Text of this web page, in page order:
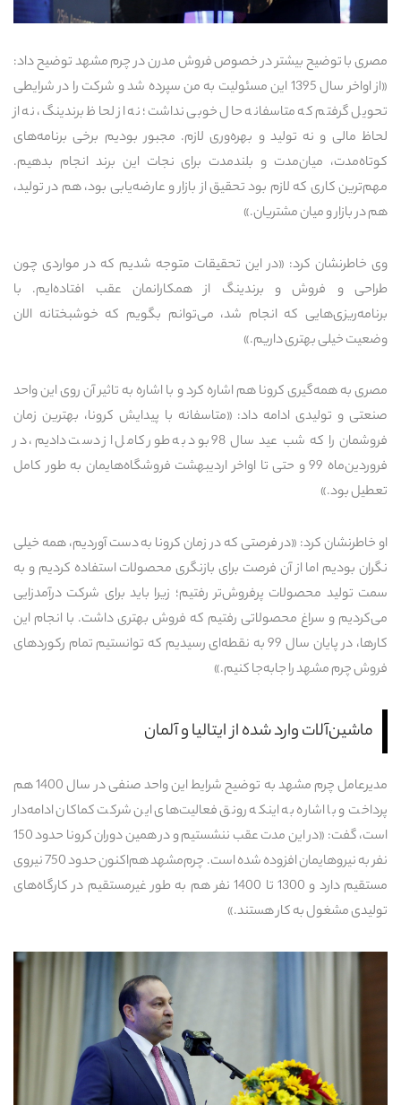
مصری با توضیح بیشتر در خصوص فروش مدرن در چرم مشهد توضیح داد:
«از اواخر سال 1395 این مسئولیت به من سپرده شد و شرکت را در شرایطی
تحویل گرفتم که متاسفانه حال خوبی نداشت؛ نه از لحاظ برندینگ، نه از
لحاظ مالی و نه تولید و بهره‌وری لازم. مجبور بودیم برخی برنامه‌های
کوتاه‌مدت، میان‌مدت و بلندمدت برای نجات این برند انجام بدهیم.
مهم‌ترین کاری که لازم بود تحقیق از بازار و عارضه‌یابی بود، هم در تولید،
هم در بازار و میان مشتریان.»
وی خاطرنشان کرد: «در این تحقیقات متوجه شدیم که در مواردی چون
طراحی و فروش و برندینگ از همکارانمان عقب افتاده‌ایم. با
برنامه‌ریزی‌هایی که انجام شد، می‌توانم بگویم که خوشبختانه الان
وضعیت خیلی بهتری داریم.»
مصری به همه‌گیری کرونا هم اشاره کرد و با اشاره به تاثیر آن روی این واحد
صنعتی و تولیدی ادامه داد: «متاسفانه با پیدایش کرونا، بهترین زمان
فروشمان را که شب عید سال 98 بود به طور کامل از دست دادیم، در
فروردین‌ماه 99 و حتی تا اواخر اردیبهشت فروشگاه‌هایمان به طور کامل
تعطیل بود.»
او خاطرنشان کرد: «در فرصتی که در زمان کرونا به دست آوردیم، همه خیلی
نگران بودیم اما از آن فرصت برای بازنگری محصولات استفاده کردیم و به
سمت تولید محصولات پرفروش‌تر رفتیم؛ زیرا باید برای شرکت درآمدزایی
می‌کردیم و سراغ محصولاتی رفتیم که فروش بهتری داشت. با انجام این
کارها، در پایان سال 99 به نقطه‌ای رسیدیم که توانستیم تمام رکوردهای
فروش چرم مشهد را جابه‌جا کنیم.»
ماشین‌آلات وارد شده از ایتالیا و آلمان
مدیرعامل چرم مشهد به توضیح شرایط این واحد صنفی در سال 1400 هم
پرداخت و با اشاره به اینکه رونق فعالیت‌های این شرکت کماکان ادامه‌دار
است، گفت: «در این مدت عقب ننشستیم و در همین دوران کرونا حدود 150
نفر به نیروهایمان افزوده شده است. چرم‌مشهد هم‌اکنون حدود 750 نیروی
مستقیم دارد و 1300 تا 1400 نفر هم به طور غیرمستقیم در کارگاه‌های
تولیدی مشغول به کار هستند.»